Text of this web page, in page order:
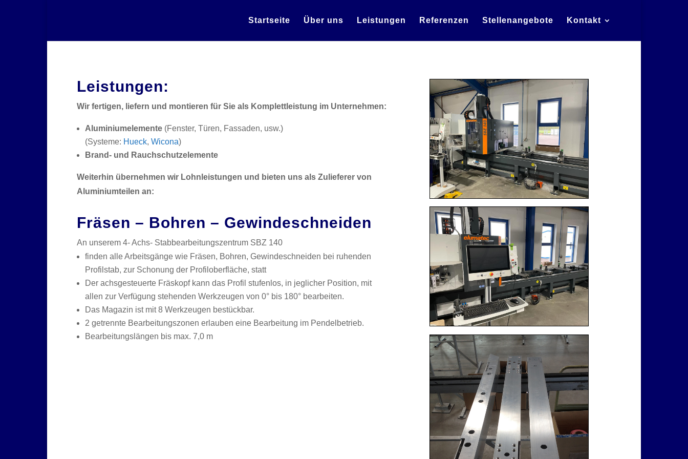
Startseite Über uns Leistungen Referenzen Stellenangebote Kontakt
Leistungen:
Wir fertigen, liefern und montieren für Sie als Komplettleistung im Unternehmen:
Aluminiumelemente (Fenster, Türen, Fassaden, usw.)
(Systeme: Hueck, Wicona)
Brand- und Rauchschutzelemente
Weiterhin übernehmen wir Lohnleistungen und bieten uns als Zulieferer von
Aluminiumteilen an:
Fräsen – Bohren – Gewindeschneiden
An unserem 4- Achs- Stabbearbeitungszentrum SBZ 140
finden alle Arbeitsgänge wie Fräsen, Bohren, Gewindeschneiden bei ruhenden
Profilstab, zur Schonung der Profiloberfläche, statt
Der achsgesteuerte Fräskopf kann das Profil stufenlos, in jeglicher Position, mit
allen zur Verfügung stehenden Werkzeugen von 0° bis 180° bearbeiten.
Das Magazin ist mit 8 Werkzeugen bestückbar.
2 getrennte Bearbeitungszonen erlauben eine Bearbeitung im Pendelbetrieb.
Bearbeitungslängen bis max. 7,0 m